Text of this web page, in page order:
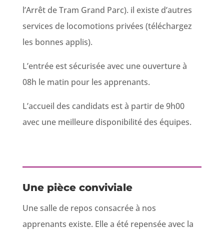
l’Arrêt de Tram Grand Parc). il existe d’autres
services de locomotions privées (téléchargez
les bonnes applis).
L’entrée est sécurisée avec une ouverture à
08h le matin pour les apprenants.
L’accueil des candidats est à partir de 9h00
avec une meilleure disponibilité des équipes.
Une pièce conviviale
Une salle de repos consacrée à nos
apprenants existe. Elle a été repensée avec la